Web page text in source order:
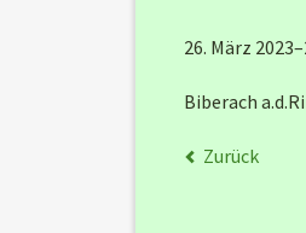
26. März
Biberach
Zurück